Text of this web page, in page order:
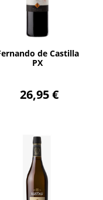
de Castilla
PX
26,95 €
AÑADIR